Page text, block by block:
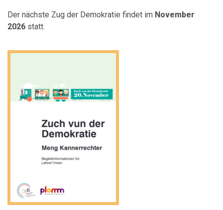
Der nächste Zug der Demokratie findet im November
2026 statt.